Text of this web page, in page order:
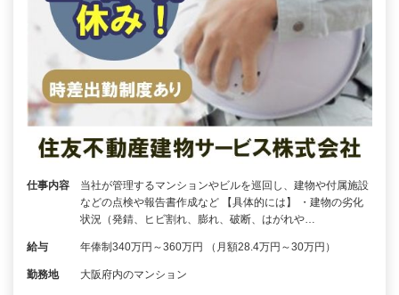
仕事内容
当社が管理するマンションやビルを巡回し、建物や付属施設
などの点検や報告書作成など 【具体的には】 ・建物の劣化
状況（発錆、ヒビ割れ、膨れ、破断、はがれや…
給与 年俸制340万円～360万円 （月額28.4万円～30万円）
勤務地 大阪府内のマンション